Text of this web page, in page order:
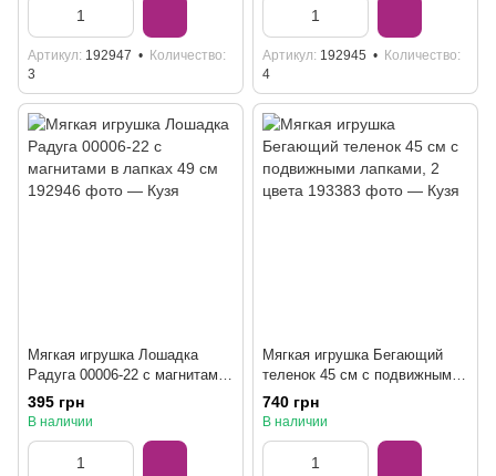
Артикул 192947
Количество
3
Артикул 192945
Количество
4
Мягкая игрушка Лошадка
Радуга 00006-22 с магнитами
в лапках 49 см
395 грн
В наличии
Мягкая игрушка Бегающий
теленок 45 см с подвижными
лапками, 2 цвета
740 грн
В наличии